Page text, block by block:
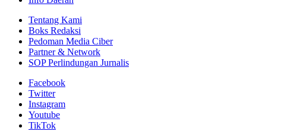
Tentang Kami
Boks Redaksi
Pedoman Media Ciber
Partner & Network
SOP Perlindungan Jurnalis
Facebook
Twitter
Instagram
Youtube
TikTok